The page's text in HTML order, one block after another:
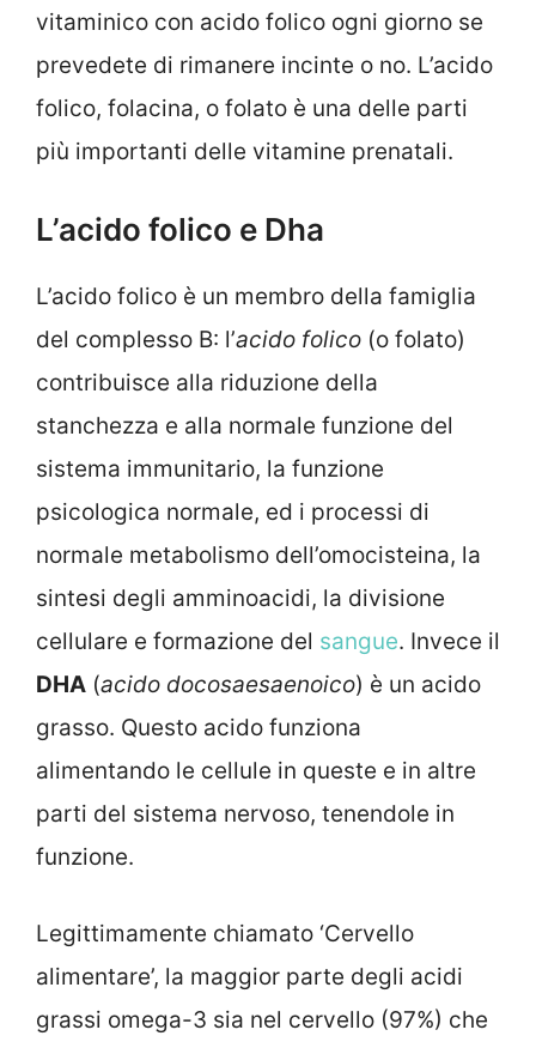
vitaminico con acido folico ogni giorno se
prevedete di rimanere incinte o no. L’acido
folico, folacina, o folato è una delle parti
più importanti delle vitamine prenatali.
L’acido folico e Dha
L’acido folico è un membro della famiglia
del complesso B: l’acido folico (o folato)
contribuisce alla riduzione della
stanchezza e alla normale funzione del
sistema immunitario, la funzione
psicologica normale, ed i processi di
normale metabolismo dell’omocisteina, la
sintesi degli amminoacidi, la divisione
cellulare e formazione del sangue. Invece il
DHA (acido docosaesaenoico) è un acido
grasso. Questo acido funziona
alimentando le cellule in queste e in altre
parti del sistema nervoso, tenendole in
funzione.
Legittimamente chiamato ‘Cervello
alimentare’, la maggior parte degli acidi
grassi omega-3 sia nel cervello (97%) che